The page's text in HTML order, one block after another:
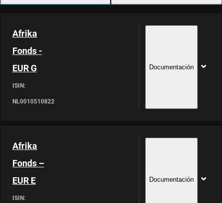
Afrika
Fonds -
EUR G
ISIN:
NL0010510822
Documentación
Afrika
Fonds –
EUR E
ISIN:
Documentación